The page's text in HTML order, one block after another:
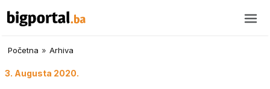
Početna » Arhiva
3. Augusta 2020.